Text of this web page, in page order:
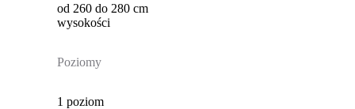
od 260 do 280 cm
wysokości
Poziomy
1 poziom